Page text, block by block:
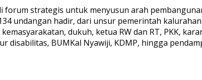
forum strategis untuk menyusun arah
undangan hadir, dari unsur pemerintah
dukuh, ketua RW dan RT, PKK,
BUMKal Nyawiji, KDMP, hingga